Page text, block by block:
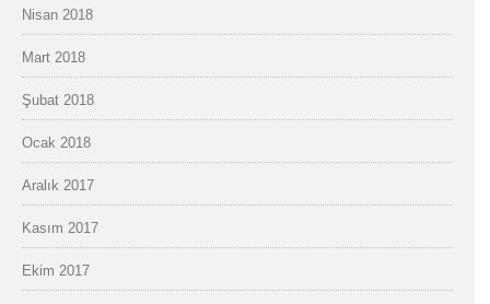
Nisan 2018
Mart 2018
Şubat 2018
Ocak 2018
Aralık 2017
Kasım 2017
Ekim 2017